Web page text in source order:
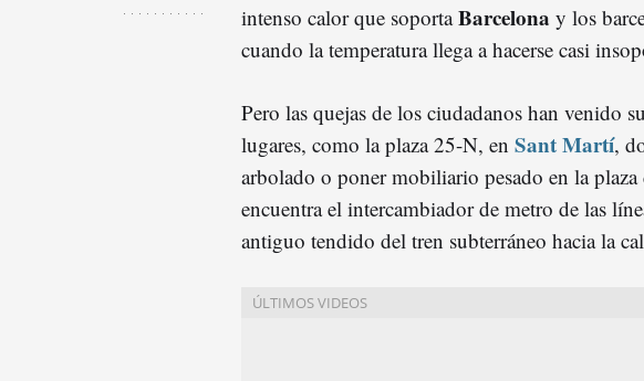
intenso calor que soportaBarcelona y los
cuando la temperatura llega a hacerse casi
Pero las quejas de los ciudadanos han venido
lugares, como la plaza 25-N, en Sant Martí,
arbolado o poner mobiliario pesado en la
encuentra el intercambiador de metro de las
antiguo tendido del tren subterráneo hacia la